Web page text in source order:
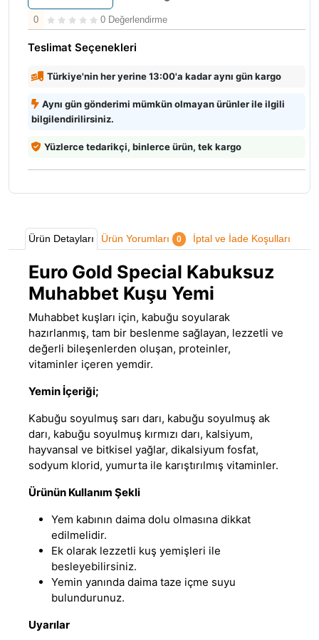
0 0 Değerlendirme
Teslimat Seçenekleri
Türkiye'nin her yerine 13:00'a kadar aynı gün kargo
Aynı gün gönderimi mümkün olmayan ürünler ile ilgili
bilgilendirilirsiniz.
Yüzlerce tedarikçi, binlerce ürün, tek kargo
Ürün Detayları Ürün Yorumları 0 İptal ve İade Koşulları
Euro Gold Special Kabuksuz
Muhabbet Kuşu Yemi
Muhabbet kuşları için, kabuğu soyularak
hazırlanmış, tam bir beslenme sağlayan, lezzetli ve
değerli bileşenlerden oluşan, proteinler,
vitaminler içeren yemdir.
Yemin İçeriği;
Kabuğu soyulmuş sarı darı, kabuğu soyulmuş ak
darı, kabuğu soyulmuş kırmızı darı, kalsiyum,
hayvansal ve bitkisel yağlar, dikalsiyum fosfat,
sodyum klorid, yumurta ile karıştırılmış vitaminler.
Ürünün Kullanım Şekli
Yem kabının daima dolu olmasına dikkat
edilmelidir.
Ek olarak lezzetli kuş yemişleri ile
besleyebilirsiniz.
Yemin yanında daima taze içme suyu
bulundurunuz.
Uyarılar